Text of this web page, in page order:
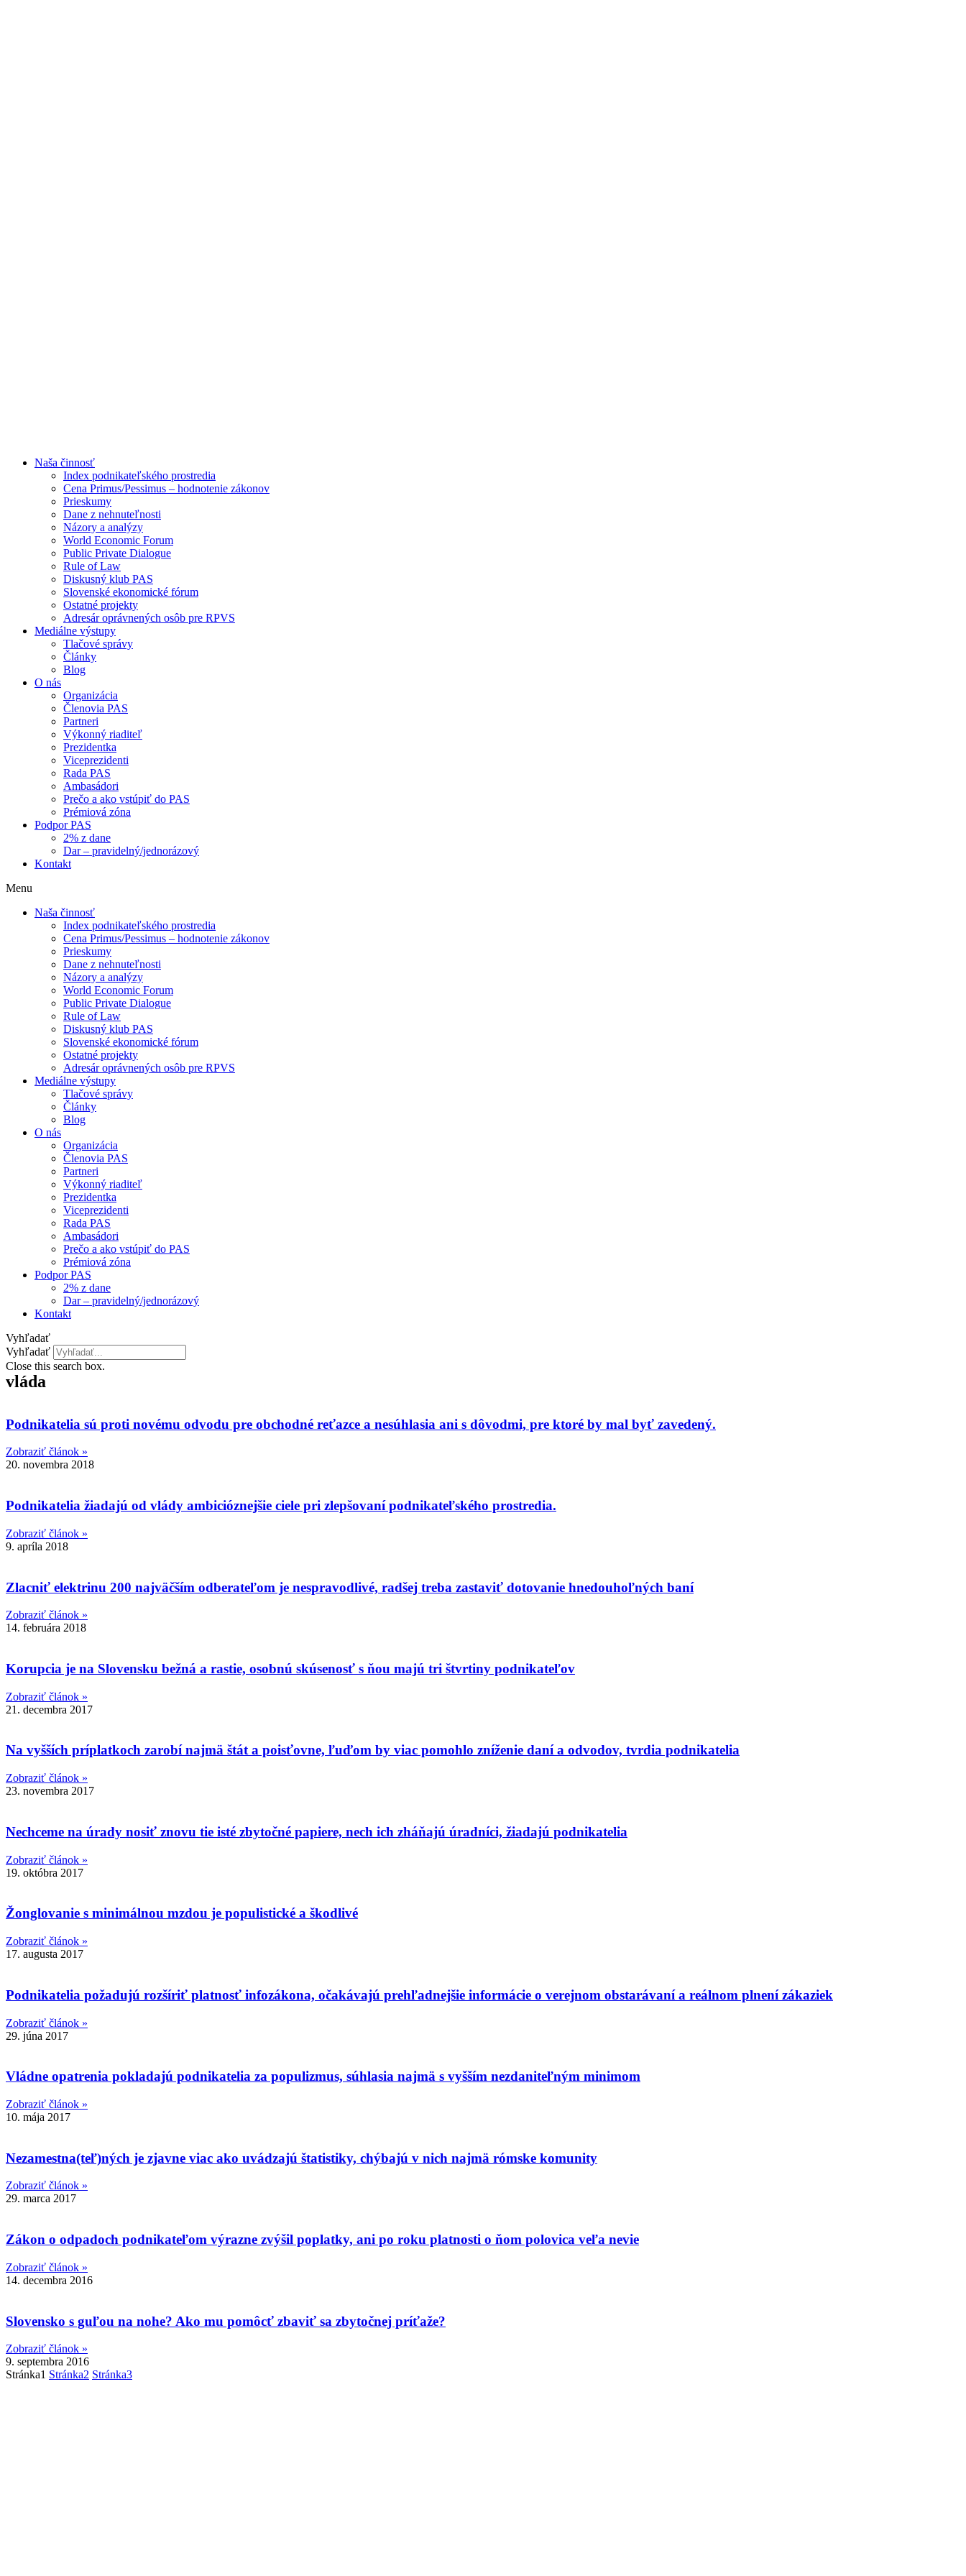
Naša činnosť
Index podnikateľského prostredia
Cena Primus/Pessimus – hodnotenie zákonov
Prieskumy
Dane z nehnuteľnosti
Názory a analýzy
World Economic Forum
Public Private Dialogue
Rule of Law
Diskusný klub PAS
Slovenské ekonomické fórum
Ostatné projekty
Adresár oprávnených osôb pre RPVS
Mediálne výstupy
Tlačové správy
Články
Blog
O nás
Organizácia
Členovia PAS
Partneri
Výkonný riaditeľ
Prezidentka
Viceprezidenti
Rada PAS
Ambasádori
Prečo a ako vstúpiť do PAS
Prémiová zóna
Podpor PAS
2% z dane
Dar – pravidelný/jednorázový
Kontakt
Menu
Naša činnosť
Index podnikateľského prostredia
Cena Primus/Pessimus – hodnotenie zákonov
Prieskumy
Dane z nehnuteľnosti
Názory a analýzy
World Economic Forum
Public Private Dialogue
Rule of Law
Diskusný klub PAS
Slovenské ekonomické fórum
Ostatné projekty
Adresár oprávnených osôb pre RPVS
Mediálne výstupy
Tlačové správy
Články
Blog
O nás
Organizácia
Členovia PAS
Partneri
Výkonný riaditeľ
Prezidentka
Viceprezidenti
Rada PAS
Ambasádori
Prečo a ako vstúpiť do PAS
Prémiová zóna
Podpor PAS
2% z dane
Dar – pravidelný/jednorázový
Kontakt
Vyhľadať
Vyhľadať
Close this search box.
vláda
Podnikatelia sú proti novému odvodu pre obchodné reťazce a nesúhlasia ani s dôvodmi, pre ktoré by mal byť zavedený.
Zobraziť článok »
20. novembra 2018
Podnikatelia žiadajú od vlády ambicióznejšie ciele pri zlepšovaní podnikateľského prostredia.
Zobraziť článok »
9. apríla 2018
Zlacniť elektrinu 200 najväčším odberateľom je nespravodlivé, radšej treba zastaviť dotovanie hnedouhoľných baní
Zobraziť článok »
14. februára 2018
Korupcia je na Slovensku bežná a rastie, osobnú skúsenosť s ňou majú tri štvrtiny podnikateľov
Zobraziť článok »
21. decembra 2017
Na vyšších príplatkoch zarobí najmä štát a poisťovne, ľuďom by viac pomohlo zníženie daní a odvodov, tvrdia podnikatelia
Zobraziť článok »
23. novembra 2017
Nechceme na úrady nosiť znovu tie isté zbytočné papiere, nech ich zháňajú úradníci, žiadajú podnikatelia
Zobraziť článok »
19. októbra 2017
Žonglovanie s minimálnou mzdou je populistické a škodlivé
Zobraziť článok »
17. augusta 2017
Podnikatelia požadujú rozšíriť platnosť infozákona, očakávajú prehľadnejšie informácie o verejnom obstarávaní a reálnom plnení zákaziek
Zobraziť článok »
29. júna 2017
Vládne opatrenia pokladajú podnikatelia za populizmus, súhlasia najmä s vyšším nezdaniteľným minimom
Zobraziť článok »
10. mája 2017
Nezamestna(teľ)ných je zjavne viac ako uvádzajú štatistiky, chýbajú v nich najmä rómske komunity
Zobraziť článok »
29. marca 2017
Zákon o odpadoch podnikateľom výrazne zvýšil poplatky, ani po roku platnosti o ňom polovica veľa nevie
Zobraziť článok »
14. decembra 2016
Slovensko s guľou na nohe? Ako mu pomôcť zbaviť sa zbytočnej príťaže?
Zobraziť článok »
9. septembra 2016
Stránka1 Stránka2 Stránka3